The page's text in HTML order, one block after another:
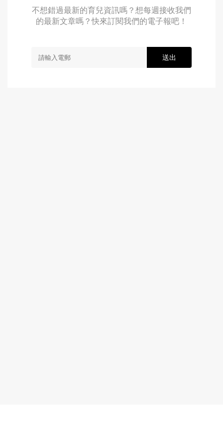
不想錯過最新的育兒資訊嗎？想每週接收我們
的最新文章嗎？快來訂閱我們的電子報吧！
送出